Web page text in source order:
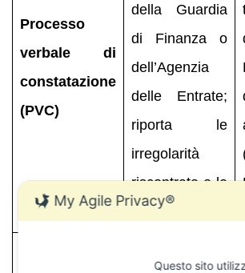
Processo
verbale di
constatazione
(PVC)
della Guardia
di Finanza o
dell’Agenzia
delle Entrate;
riporta le
irregolarità
riscontrate e le
prove raccolte.
My Agile Privacy®
Questo sito